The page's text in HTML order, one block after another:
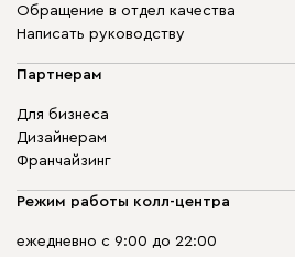
Обращение в отдел качества
Написать руководству
Партнерам
Для бизнеса
Дизайнерам
Франчайзинг
Режим работы колл-центра
ежедневно с 9:00 до 22:00